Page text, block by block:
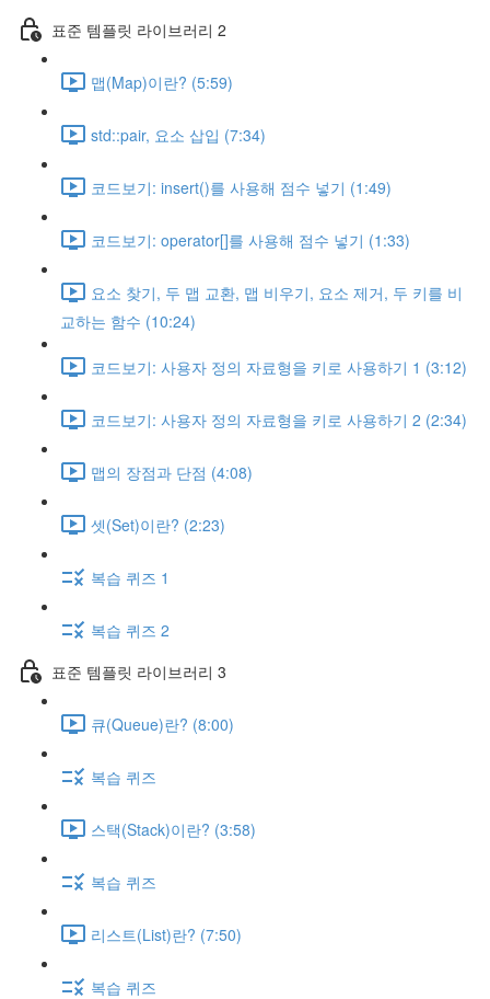
표준 템플릿 라이브러리 2
맵(Map)이란? (5:59)
std::pair, 요소 삽입 (7:34)
코드보기: insert()를 사용해 점수 넣기 (1:49)
코드보기: operator[]를 사용해 점수 넣기 (1:33)
요소 찾기, 두 맵 교환, 맵 비우기, 요소 제거, 두 키를 비
교하는 함수 (10:24)
코드보기: 사용자 정의 자료형을 키로 사용하기 1 (3:12)
코드보기: 사용자 정의 자료형을 키로 사용하기 2 (2:34)
맵의 장점과 단점 (4:08)
셋(Set)이란? (2:23)
복습 퀴즈 1
복습 퀴즈 2
표준 템플릿 라이브러리 3
큐(Queue)란? (8:00)
복습 퀴즈
스택(Stack)이란? (3:58)
복습 퀴즈
리스트(List)란? (7:50)
복습 퀴즈